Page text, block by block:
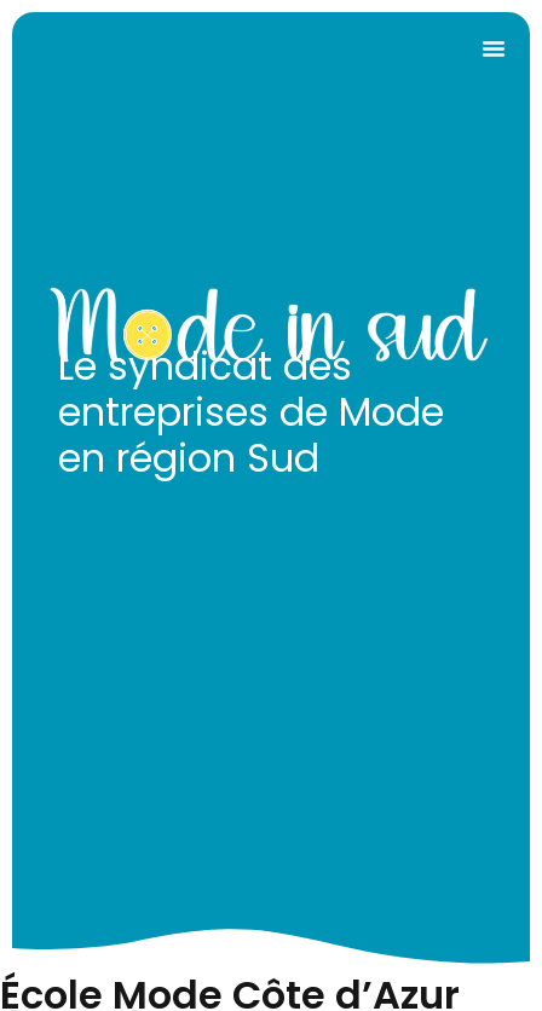
Le syndicat des
entreprises de Mode
en région Sud
École Mode Côte d’Azur